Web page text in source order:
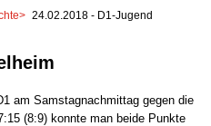
> 24.02.2018 - D1-Jugend
am Samstagnachmittag gegen die
(8:9) konnte man beide Punkte